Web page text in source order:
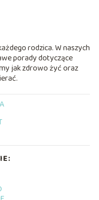
rodzica. W naszych
porady dotyczące
jak zdrowo żyć oraz